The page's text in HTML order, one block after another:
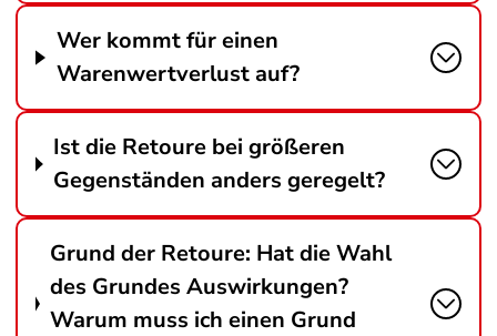
Wer kommt für einen
Warenwertverlust auf?
Ist die Retoure bei größeren
Gegenständen anders geregelt?
Grund der Retoure: Hat die Wahl
des Grundes Auswirkungen?
Warum muss ich einen Grund